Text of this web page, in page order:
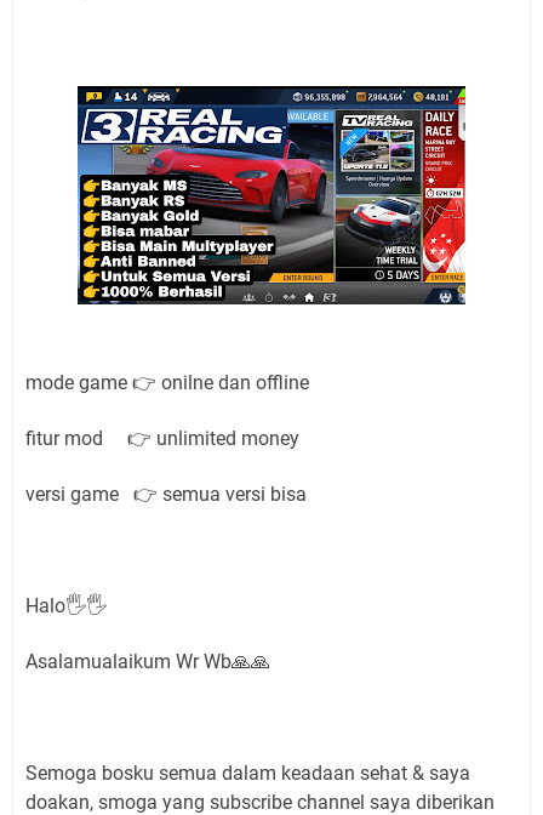
mode game 👉 onilne dan offline
fitur mod 👉 unlimited money
versi game 👉 semua versi bisa
Halo🖐🖐
Asalamualaikum Wr Wb🙏🙏
Semoga bosku semua dalam keadaan sehat & saya
doakan, smoga yang subscribe channel saya diberikan